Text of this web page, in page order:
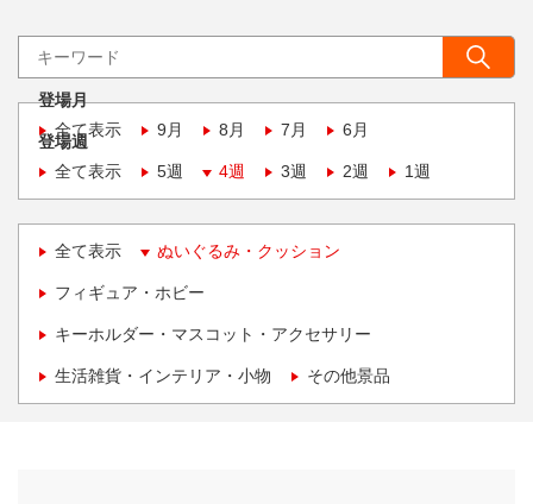
登場月
全て表示
9月 8月 7月 6月
登場週
全て表示
5週 4週 3週 2週 1週
全て表示 ぬいぐるみ・クッション
フィギュア・ホビー
キーホルダー・マスコット・アクセサリー
生活雑貨・インテリア・小物 その他景品